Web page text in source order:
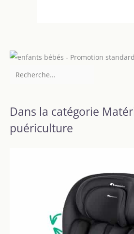
Dans la catégorie
puériculture